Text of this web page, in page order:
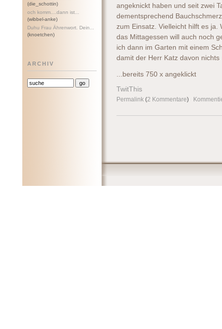
(die_schottin)
och komm....dann ist...
(wibbel-anke)
Duhu Frau Ährenwort. Dein...
(knoetchen)
ARCHIV
angeknickt haben und seit zwei
dementsprechend
zum Einsatz. Vielleicht hilft es
das Mittagessen will auch noch
ich dann im Garten mit einem
damit der Herr Katz davon nichts
...bereits 750 x angeklickt
TwitThis
Permalink (2 Kommentare)